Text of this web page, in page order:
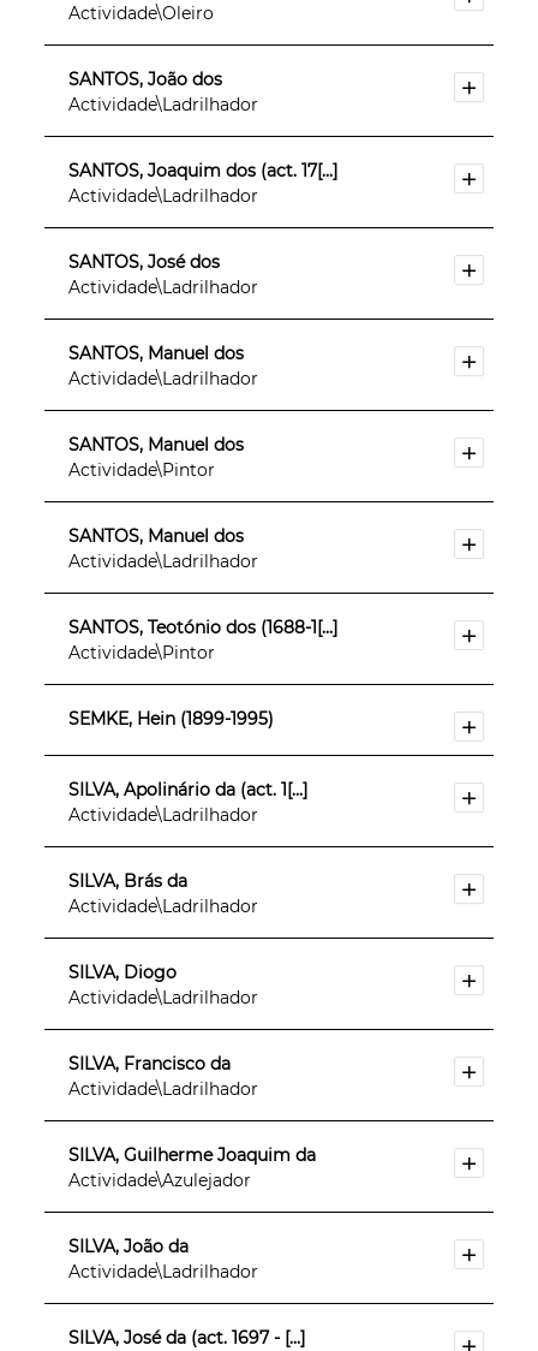
Actividade\Oleiro
SANTOS, João dos
Actividade\Ladrilhador
SANTOS, Joaquim dos (act. 17[...]
Actividade\Ladrilhador
SANTOS, José dos
Actividade\Ladrilhador
SANTOS, Manuel dos
Actividade\Ladrilhador
SANTOS, Manuel dos
Actividade\Pintor
SANTOS, Manuel dos
Actividade\Ladrilhador
SANTOS, Teotónio dos (1688-1[...]
Actividade\Pintor
SEMKE, Hein (1899-1995)
SILVA, Apolinário da (act. 1[...]
Actividade\Ladrilhador
SILVA, Brás da
Actividade\Ladrilhador
SILVA, Diogo
Actividade\Ladrilhador
SILVA, Francisco da
Actividade\Ladrilhador
SILVA, Guilherme Joaquim da
Actividade\Azulejador
SILVA, João da
Actividade\Ladrilhador
SILVA, José da (act. 1697 - [...]